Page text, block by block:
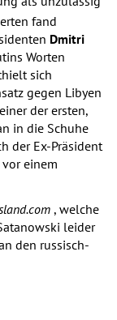
fand
Dmitri
Worten
sich
gegen Libyen
der ersten,
in die Schuhe
der Ex-Präsident
einem
, welche
leider
den russisch-